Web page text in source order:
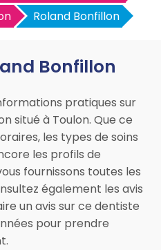
Roland Bonfillon
Bonfillon
pratiques sur
situé à Toulon. Que ce
les types de soins
les profils de
fournissons toutes les
également les avis
un avis sur ce dentiste
pour prendre